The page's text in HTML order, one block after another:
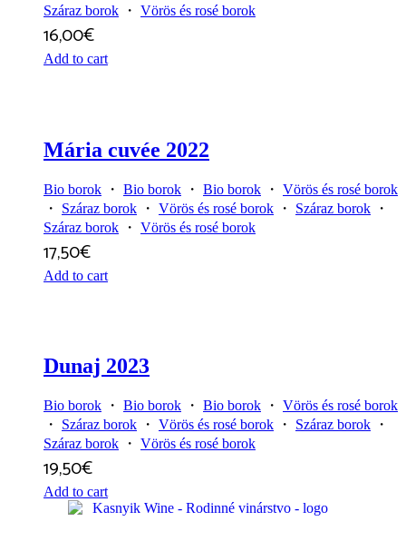
Száraz borok ・ Vörös és rosé borok
16,00€
Add to cart
Mária cuvée 2022
Bio borok ・ Bio borok ・ Bio borok ・ Vörös és rosé borok
・ Száraz borok ・ Vörös és rosé borok ・ Száraz borok ・
Száraz borok ・ Vörös és rosé borok
17,50€
Add to cart
Dunaj 2023
Bio borok ・ Bio borok ・ Bio borok ・ Vörös és rosé borok
・ Száraz borok ・ Vörös és rosé borok ・ Száraz borok ・
Száraz borok ・ Vörös és rosé borok
19,50€
Add to cart